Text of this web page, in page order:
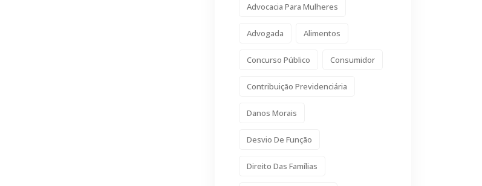
Advocacia Para Mulheres
Advogada Alimentos
Concurso Público Consumidor
Contribuição Previdenciária
Danos Morais
Desvio De Função
Direito Das Famílias